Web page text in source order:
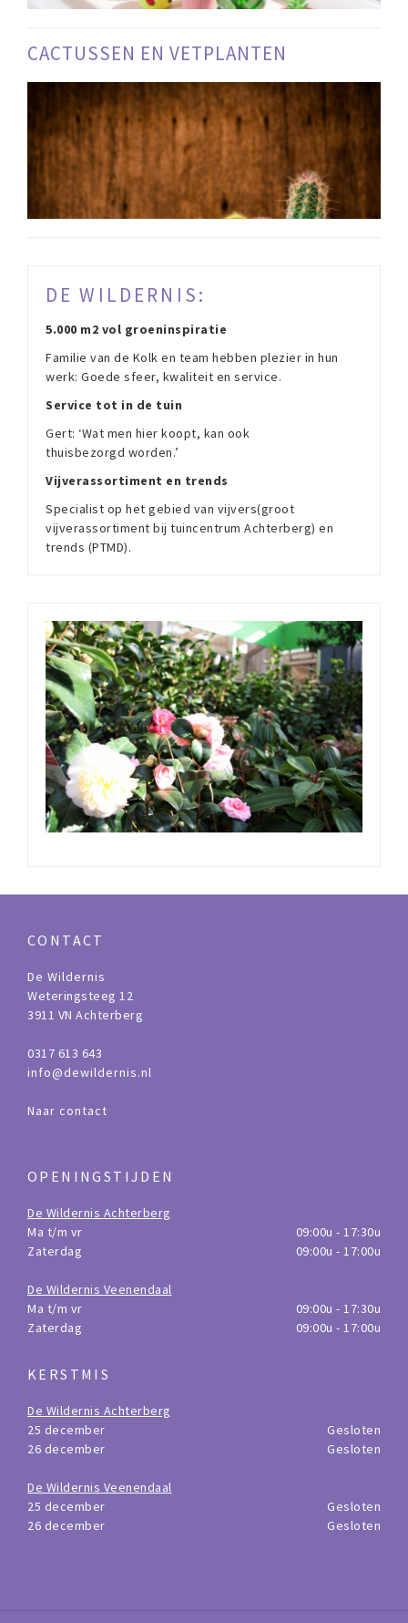
CACTUSSEN EN VETPLANTEN
DE WILDERNIS:
5.000 m2 vol groeninspiratie
Familie van de Kolk en team hebben plezier in hun
werk: Goede sfeer, kwaliteit en service.
Service tot in de tuin
Gert: ‘Wat men hier koopt, kan ook
thuisbezorgd worden.’
Vijverassortiment en trends
Specialist op het gebied van vijvers(groot
vijverassortiment bij tuincentrum Achterberg) en
trends (PTMD).
CONTACT
De Wildernis
Weteringsteeg 12
3911 VN Achterberg
0317 613 643
info@dewildernis.nl
Naar contact
OPENINGSTIJDEN
De Wildernis Achterberg
Ma t/m vr
09:00u - 17:30u
Zaterdag
09:00u - 17:00u
De Wildernis Veenendaal
Ma t/m vr
09:00u - 17:30u
Zaterdag
09:00u - 17:00u
KERSTMIS
De Wildernis Achterberg
25 december
Gesloten
26 december
Gesloten
De Wildernis Veenendaal
25 december
Gesloten
26 december
Gesloten